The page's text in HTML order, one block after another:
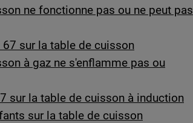
ne fonctionne pas ou ne peut pas
sur la table de cuisson
à gaz ne s'enflamme pas ou
sur la table de cuisson à induction
sur la table de cuisson